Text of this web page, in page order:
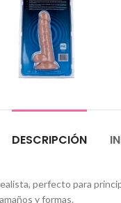
DESCRIPCIÓN
perfecto para
y formas.